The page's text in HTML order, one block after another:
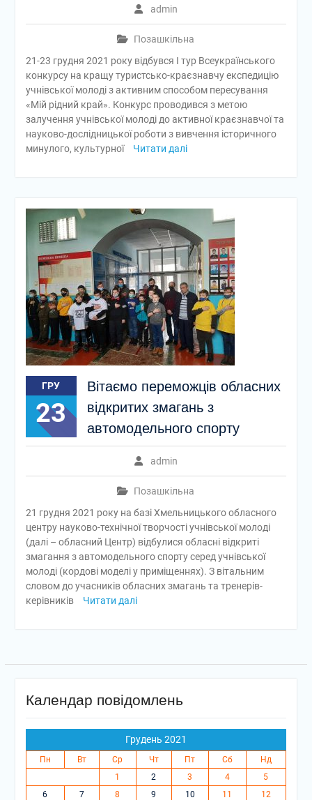
admin
Позашкільна
21-23 грудня 2021 року відбувся І тур Всеукраїнського
конкурсу на кращу туристсько-краєзнавчу експедицію
учнівської молоді з активним способом пересування
«Мій рідний край». Конкурс проводився з метою
залучення учнівської молоді до активної краєзнавчої та
науково-дослідницької роботи з вивчення історичного
минулого, культурної
Читати далі
ГРУ
23
Вітаємо переможців обласних
відкритих змагань з
автомодельного спорту
admin
Позашкільна
21 грудня 2021 року на базі Хмельницького обласного
центру науково-технічної творчості учнівської молоді
(далі – обласний Центр) відбулися обласні відкриті
змагання з автомодельного спорту серед учнівської
молоді (кордові моделі у приміщеннях). З вітальним
словом до учасників обласних змагань та тренерів-
керівників
Читати далі
Календар повідомлень
Грудень 2021
Пн Вт Ср Чт Пт Сб
Нд
1
2 3 4
5
6
7 8 9 10 11
12